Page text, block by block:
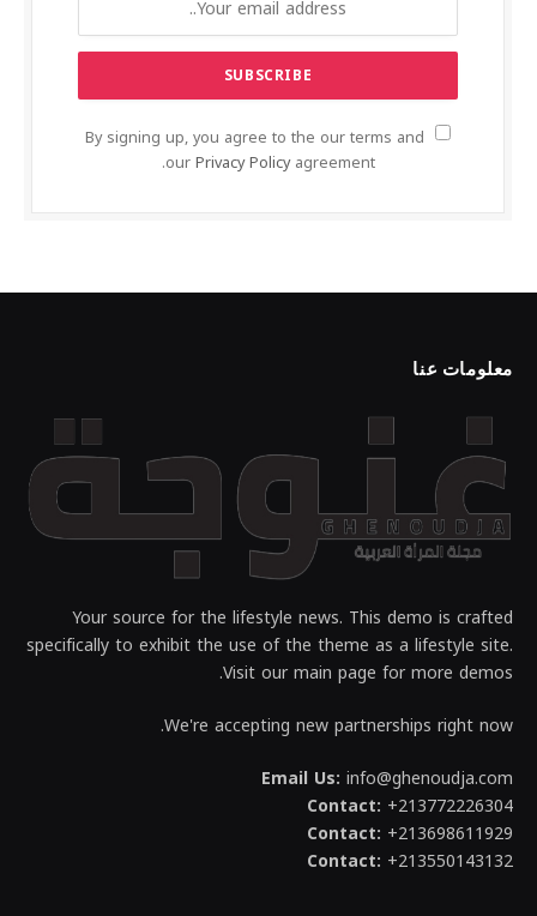
By signing up, you agree to the our terms and
ourPrivacy Policyagreement.
معلومات عنا
Your source for the lifestyle news. This demo is crafted
specifically to exhibit the use of the theme as a lifestyle site.
Visit our main page for more demos.
We're accepting new partnerships right now.
Email Us: info@ghenoudja.com
Contact: +213772226304
Contact: +213698611929
Contact: +213550143132